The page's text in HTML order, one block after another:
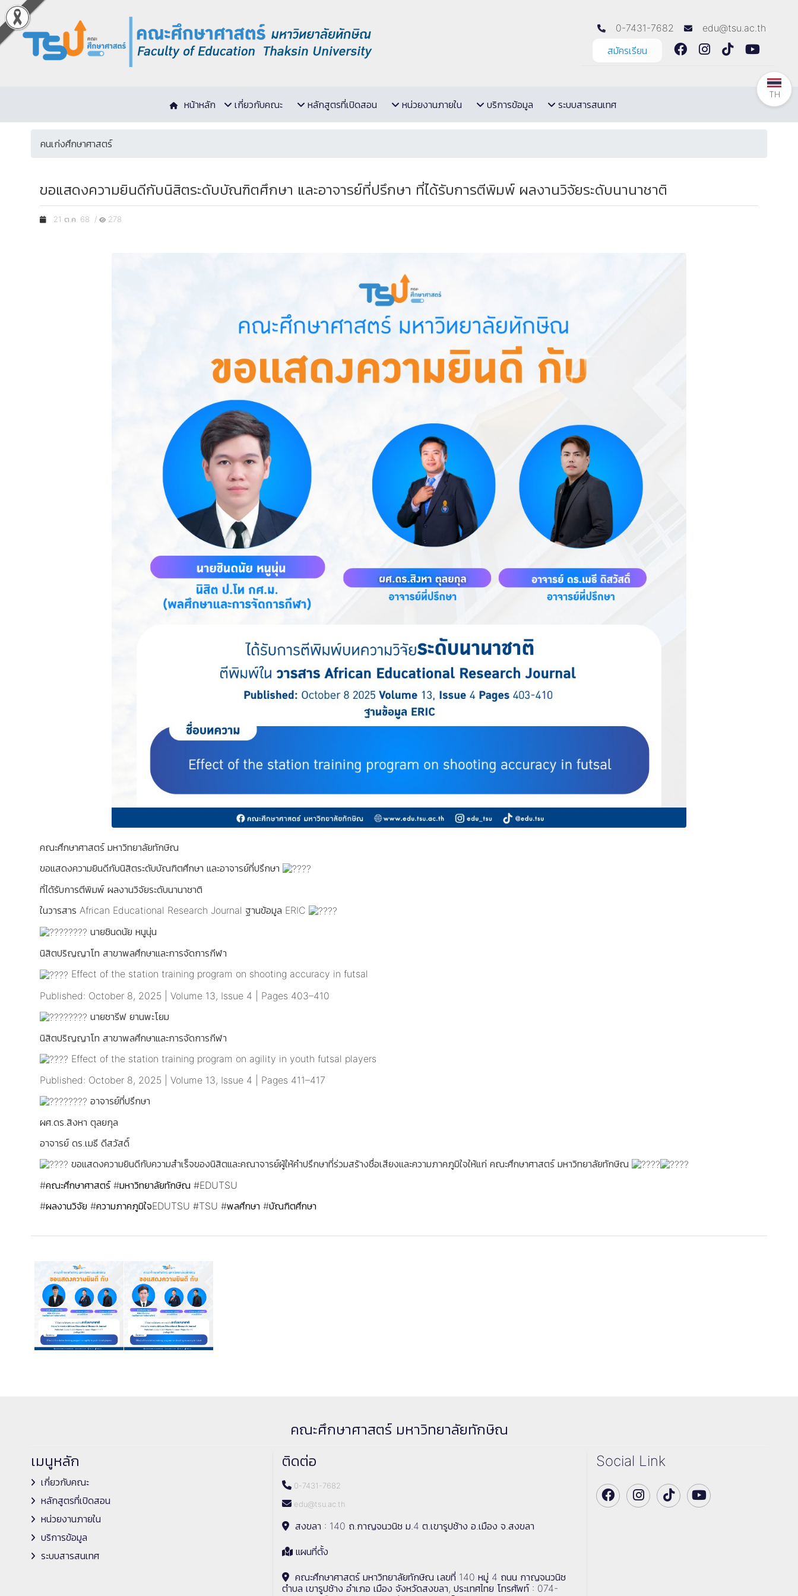
0-7431-7682
edu@tsu.ac.th
สมัครเรียน
หน้าหลัก เกี่ยวกับคณะ หลักสูตรที่เปิดสอน หน่วยงานภายใน บริการข้อมูล ระบบสารสนเทศ
คนเก่งศึกษาศาสตร์
ขอแสดงความยินดีกับนิสิตระดับบัณฑิตศึกษา และอาจารย์ที่ปรึกษา ที่ได้รับการตีพิมพ์ ผลงานวิจัยระดับนานาชาติ
21 ต.ค. 68 / 278
คณะศึกษาศาสตร์ มหาวิทยาลัยทักษิณ
ขอแสดงความยินดีกับนิสิตระดับบัณฑิตศึกษา และอาจารย์ที่ปรึกษา
ที่ได้รับการตีพิมพ์ ผลงานวิจัยระดับนานาชาติ
ในวารสาร African Educational Research Journal ฐานข้อมูล ERIC
นายชินดนัย หนูนุ่น
นิสิตปริญญาโท สาขาพลศึกษาและการจัดการกีฬา
Effect of the station training program on shooting accuracy in futsal
Published: October 8, 2025 | Volume 13, Issue 4 | Pages 403–410
นายชารีฟ ยานพะโยม
นิสิตปริญญาโท สาขาพลศึกษาและการจัดการกีฬา
Effect of the station training program on agility in youth futsal players
Published: October 8, 2025 | Volume 13, Issue 4 | Pages 411–417
อาจารย์ที่ปรึกษา
ผศ.ดร.สิงหา ตุลยกุล
อาจารย์ ดร.เมธี ดีสวัสดิ์
ขอแสดงความยินดีกับความสำเร็จของนิสิตและคณาจารย์ผู้ให้คำปรึกษาที่ร่วมสร้างชื่อเสียงและความภาคภูมิใจให้แก่ คณะศึกษาศาสตร์ มหาวิทยาลัยทักษิณ
#คณะศึกษาศาสตร์ #มหาวิทยาลัยทักษิณ #EDUTSU
#ผลงานวิจัย #ความภาคภูมิใจEDUTSU #TSU #พลศึกษา #บัณฑิตศึกษา
คณะศึกษาศาสตร์ มหาวิทยาลัยทักษิณ
เมนูหลัก
เกี่ยวกับคณะ
หลักสูตรที่เปิดสอน
หน่วยงานภายใน
บริการข้อมูล
ระบบสารสนเทศ
ติดต่อ
0-7431-7682
edu@tsu.ac.th
สงขลา : 140 ถ.กาญจนวนิช ม.4 ต.เขารูปช้าง อ.เมือง จ.สงขลา
แผนที่ตั้ง
คณะศึกษาศาสตร์ มหาวิทยาลัยทักษิณ เลขที่ 140 หมู่ 4 ถนน กาญจนวนิช
ตำบล เขารูปช้าง อำเภอ เมือง จังหวัดสงขลา, ประเทศไทย โทรศัพท์ : 074-
Social Link
TH